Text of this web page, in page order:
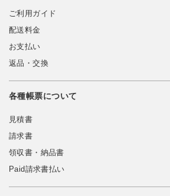
ご利用ガイド
配送料金
お支払い
返品・交換
各種帳票について
見積書
請求書
領収書・納品書
Paid請求書払い